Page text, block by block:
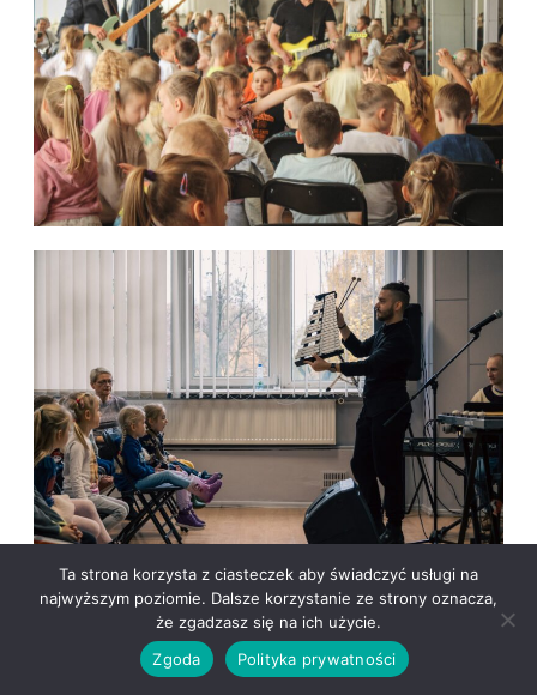
Ta strona korzysta z ciasteczek aby świadczyć usługi na
najwyższym poziomie. Dalsze korzystanie ze strony oznacza,
że zgadzasz się na ich użycie.
Zgoda
Polityka prywatności